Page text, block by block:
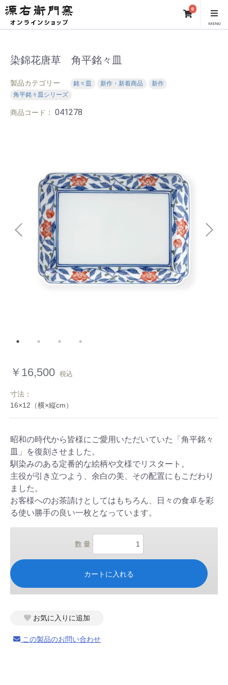
0
MENU
染錦花唐草 角平銘々皿
製品カテゴリー 銘々皿 新作・新着商品
新作
角平銘々皿シリーズ
商品コード： 041278
￥16,500 税込
寸法：
昭和の時代から皆様にご愛用いただいていた「角平銘々
皿」を復刻させました。
馴染みのある定番的な絵柄や文様でリスタート。
主役が引き立つよう、余白の美、その配置にもこだわり
ました。
お客様へのお茶請けとしてはもちろん、日々の食卓を彩
る使い勝手の良い一枚となっています。
数 量
カートに入れる
お気に入りに追加
この製品のお問い合わせ